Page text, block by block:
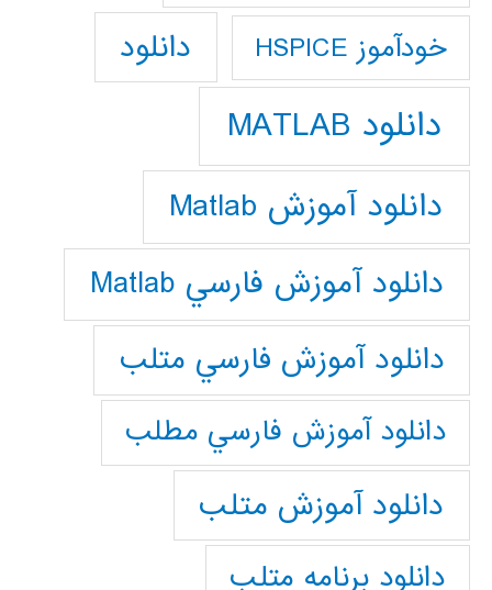
خودآموز HSPICE دانلود
دانلود MATLAB
دانلود آموزش Matlab
دانلود آموزش فارسي Matlab
دانلود آموزش فارسي متلب
دانلود آموزش فارسي مطلب
دانلود آموزش متلب
دانلود برنامه متلب